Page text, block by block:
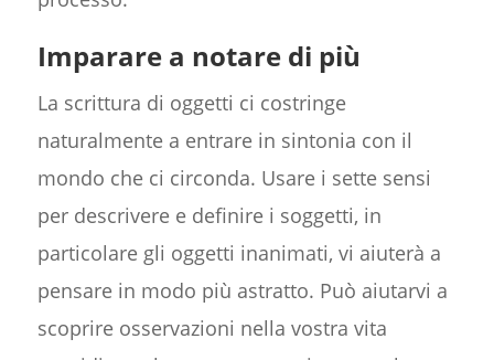
Imparare a notare di più
La scrittura di oggetti ci costringe
naturalmente a entrare in sintonia con il
mondo che ci circonda. Usare i sette sensi
per descrivere e definire i soggetti, in
particolare gli oggetti inanimati, vi aiuterà a
pensare in modo più astratto. Può aiutarvi a
scoprire osservazioni nella vostra vita